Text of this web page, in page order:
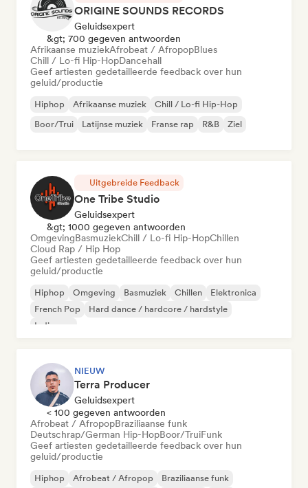
ORIGINE SOUNDS RECORDS
Geluidsexpert
&gt; 700 gegeven antwoorden
Afrikaanse muziekAfrobeat / AfropopBlues
Chill / Lo-fi Hip-HopDancehall
Geef artiesten gedetailleerde feedback over hun
geluid/productie
Hiphop Afrikaanse muziek
Chill / Lo-fi Hip-Hop
Boor/Trui
Latijnse muziek Franse rap R&B Ziel
Uitgebreide Feedback
One Tribe Studio
Geluidsexpert
&gt; 1000 gegeven antwoorden
OmgevingBasmuziekChill / Lo-fi Hip-HopChillen
Cloud Rap / Hip Hop
Geef artiesten gedetailleerde feedback over hun
geluid/productie
Hiphop Omgeving Basmuziek Chillen
Elektronica
French Pop
Hard dance / hardcore / hardstyle
Indie pop
NIEUW
Terra Producer
Geluidsexpert
< 100 gegeven antwoorden
Afrobeat / AfropopBraziliaanse funk
Deutschrap/German Hip-HopBoor/TruiFunk
Geef artiesten gedetailleerde feedback over hun
geluid/productie
Hiphop Afrobeat / Afropop
Braziliaanse funk